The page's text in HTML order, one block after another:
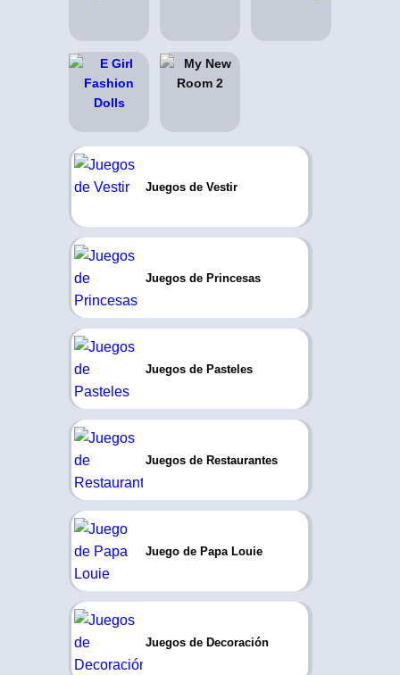
Juegos de Vestir
Juegos de Princesas
Juegos de Pasteles
Juegos de Restaurantes
Juego de Papa Louie
Juegos de Decoración